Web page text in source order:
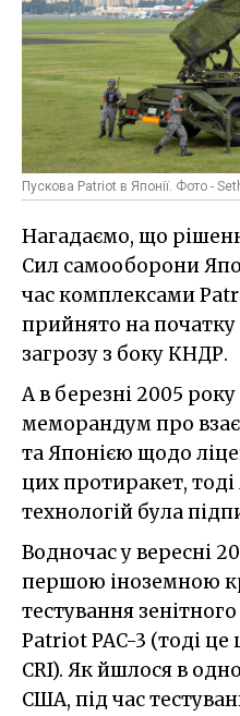
Пускова Patriot в Японії. Фото -
Нагадаємо, що
Сил самооборони
час комплексами
прийнято на початку
загрозу з боку КНДР.
А в березні 2005
меморандум про
та Японією щодо
цих протиракет,
технологій була
Водночас у вересні
першою іноземною
тестування
Patriot PAC-3 (тоді
CRI). Як йшлося в
США, під час